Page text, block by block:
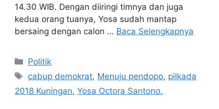
14.30 WIB. Dengan diiringi timnya dan juga
kedua orang tuanya, Yosa sudah mantap
bersaing dengan calon … Baca Selengkapnya
Kategori
Politik
Tag
cabup demokrat, Menuju pendopo, pilkada
2018 Kuningan, Yosa Octora Santono.